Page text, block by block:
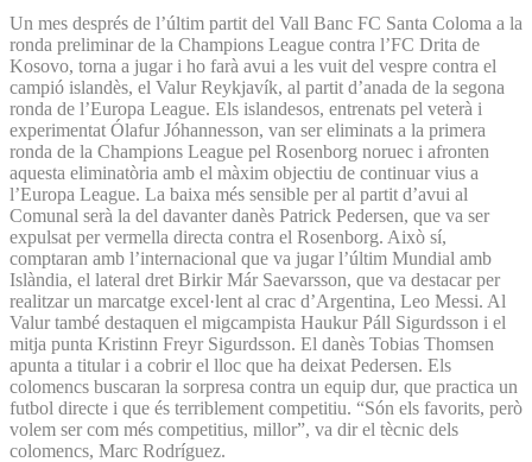
Un mes després de l’últim partit del Vall Banc FC Santa Coloma a la
ronda preliminar de la Champions League contra l’FC Drita de
Kosovo, torna a jugar i ho farà avui a les vuit del vespre contra el
campió islandès, el Valur Reykjavík, al partit d’anada de la segona
ronda de l’Europa League. Els islandesos, entrenats pel veterà i
experimentat Ólafur Jóhannesson, van ser eliminats a la primera
ronda de la Champions League pel Rosenborg noruec i afronten
aquesta eliminatòria amb el màxim objectiu de continuar vius a
l’Europa League. La baixa més sensible per al partit d’avui al
Comunal serà la del davanter danès Patrick Pedersen, que va ser
expulsat per vermella directa contra el Rosenborg. Això sí,
comptaran amb l’internacional que va jugar l’últim Mundial amb
Islàndia, el lateral dret Birkir Már Saevarsson, que va destacar per
realitzar un marcatge excel·lent al crac d’Argentina, Leo Messi. Al
Valur també destaquen el migcampista Haukur Páll Sigurdsson i el
mitja punta Kristinn Freyr Sigurdsson. El danès Tobias Thomsen
apunta a titular i a cobrir el lloc que ha deixat Pedersen. Els
colomencs buscaran la sorpresa contra un equip dur, que practica un
futbol directe i que és terriblement competitiu. “Són els favorits, però
volem ser com més competitius, millor”, va dir el tècnic dels
colomencs, Marc Rodríguez.